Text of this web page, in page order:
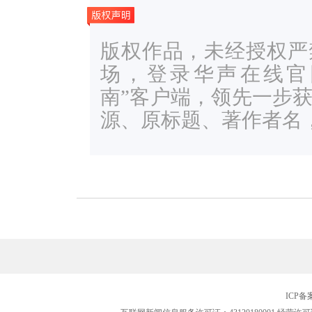
版权作品，未经授权
场，登录华声在线官
南”客户端，领先一步
源、原标题、著作者名
ICP备